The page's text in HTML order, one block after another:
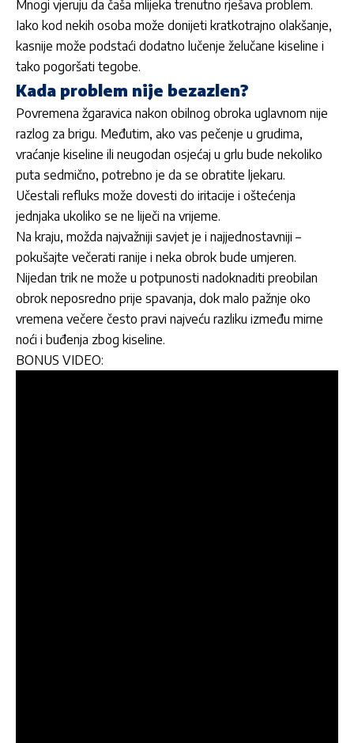
Mnogi vjeruju da čaša mlijeka trenutno rješava problem.
Iako kod nekih osoba može donijeti kratkotrajno olakšanje,
kasnije može podstaći dodatno lučenje želučane kiseline i
tako pogoršati tegobe.
Kada problem nije bezazlen?
Povremena žgaravica nakon obilnog obroka uglavnom nije
razlog za brigu. Međutim, ako vas pečenje u grudima,
vraćanje kiseline ili neugodan osjećaj u grlu bude nekoliko
puta sedmično, potrebno je da se obratite ljekaru.
Učestali refluks može dovesti do iritacije i oštećenja
jednjaka ukoliko se ne liječi na vrijeme.
Na kraju, možda najvažniji savjet je i najjednostavniji –
pokušajte večerati ranije i neka obrok bude umjeren.
Nijedan trik ne može u potpunosti nadoknaditi preobilan
obrok neposredno prije spavanja, dok malo pažnje oko
vremena večere često pravi najveću razliku između mirne
noći i buđenja zbog kiseline.
BONUS VIDEO: